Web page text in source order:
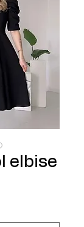
elbise